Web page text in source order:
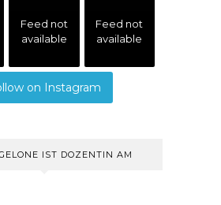
Feed not
available
Feed not
available
on Instagram
IST DOZENTIN AM